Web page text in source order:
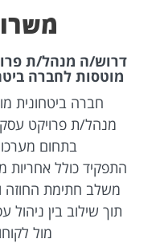
דרוש/ה מנהל/ת
מוטסות לחברה
חברה ביטחונית
מנהל/ת פרויקט
בתחום
התפקיד כולל אחריות
משלב חתימת החוזה
תוך שילוב בין ניהול
מול